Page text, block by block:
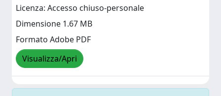
Licenza: Accesso chiuso-personale
Dimensione 1.67 MB
Formato Adobe PDF
Visualizza/Apri